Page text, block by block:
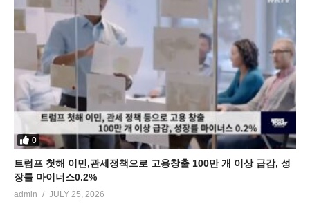
0
트럼프 첫해 이민,관세정책으로 고용창출 100만 개 이상 급감, 성
장률 마이너스0.2%
admin JULY 25, 2026